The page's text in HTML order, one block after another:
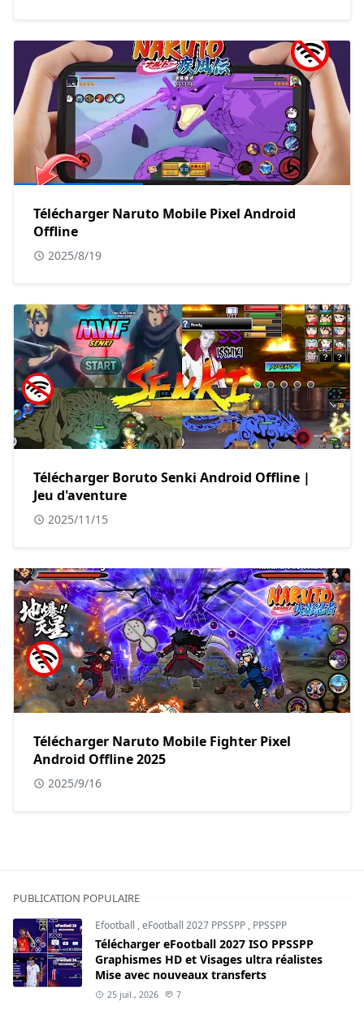
Télécharger Naruto Mobile Pixel Android
Offline
2025/8/19
Télécharger Boruto Senki Android Offline |
Jeu d'aventure
2025/11/15
Télécharger Naruto Mobile Fighter Pixel
Android Offline 2025
2025/9/16
PUBLICATION POPULAIRE
Efootball ,eFootball 2027 PPSSPP , PPSSPP
Télécharger eFootball 2027 ISO PPSSPP
Graphismes HD et Visages ultra réalistes
Mise avec nouveaux transferts
25 juil., 2026 7